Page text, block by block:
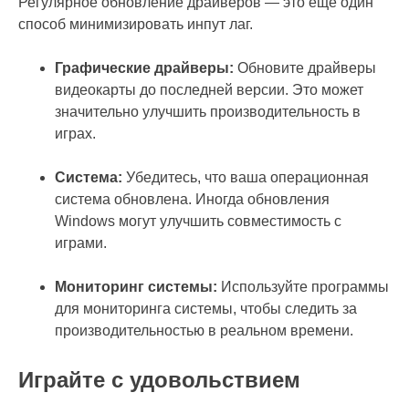
способ минимизировать инпут лаг.
Графические драйверы: Обновите драйверы
видеокарты до последней версии. Это может
значительно улучшить производительность в
играх.
Система: Убедитесь, что ваша операционная
система обновлена. Иногда обновления
Windows могут улучшить совместимость с
играми.
Мониторинг системы: Используйте программы
для мониторинга системы, чтобы следить за
производительностью в реальном времени.
Играйте с удовольствием